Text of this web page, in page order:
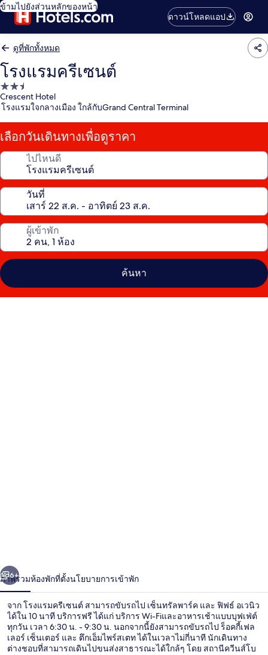
ข้ามไปยังส่วนหลักของหน้า
ดาวน์โหลดแอป
ดูที่พักทั้งหมด
โรงแรมครีเซนต์
ที่พัก
2.5
Crescent Hotel
โรงแรมใจกลางเมือง ใกล้กับGrand Central Terminal
เลือกวันเดินทางเพื่อดูราคา
ไปไหนดี
วันที่
ผู้เข้าพัก
ค้นหา
เซนต์
า6+
ภาพรวมห้องพักที่ตั้งนโยบายการเข้าพัก
จาก โรงแรมครีเซนต์ สามารถขับรถไป เซ็นทรัลพาร์ค และ ฟิฟธ์ อเวนิว
ได้ใน 10 นาที บริการฟรี ได้แก่ บริการ Wi-Fiและอาหารเช้าแบบบุฟเฟ่ต์
ทุกวัน เวลา 6:30 น. - 9:30 น. นอกจากนี้ยังสามารถขับรถไป ร็อคกี้เฟล
เลอร์ เซ็นเตอร์ และ ตึกเอ็มไพร์สเตท ได้ในเวลาไม่กี่นาที นักเดินทาง
ต่างชอบที่สามารถเดินไปขนส่งสาธารณะได้ใกล้ๆ โดย สถานีควีนส์โบ